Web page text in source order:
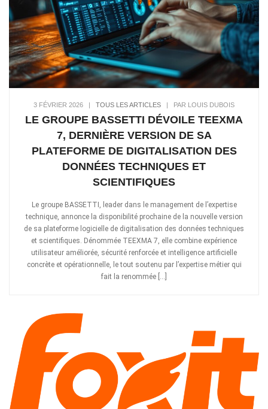
3 FÉVRIER 2026 | TOUS LES ARTICLES | PAR LOUIS DUBOIS
LE GROUPE BASSETTI DÉVOILE TEEXMA
7, DERNIÈRE VERSION DE SA
PLATEFORME DE DIGITALISATION DES
DONNÉES TECHNIQUES ET
SCIENTIFIQUES
Le groupe BASSETTI, leader dans le management de l’expertise
technique, annonce la disponibilité prochaine de la nouvelle version
de sa plateforme logicielle de digitalisation des données techniques
et scientifiques. Dénommée TEEXMA 7, elle combine expérience
utilisateur améliorée, sécurité renforcée et intelligence artificielle
concrète et opérationnelle, le tout soutenu par l’expertise métier qui
fait la renommée […]